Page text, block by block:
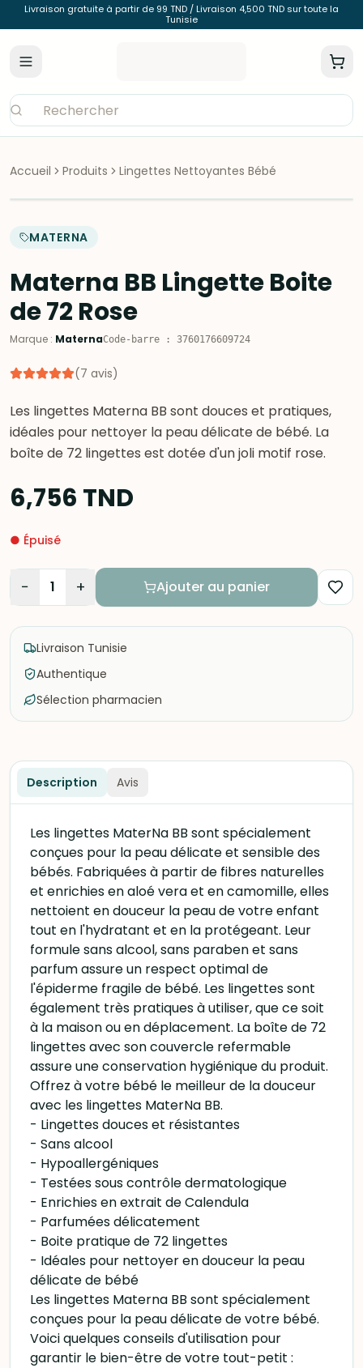
Livraison gratuite à partir de 99 TND / Livraison 4,500 TND sur toute la
Tunisie
Accueil Produits Lingettes Nettoyantes Bébé
MATERNA
Materna BB Lingette Boite
de 72 Rose
Marque : MaternaCode-barre : 3760176609724
(7 avis)
Les lingettes Materna BB sont douces et pratiques,
idéales pour nettoyer la peau délicate de bébé. La
boîte de 72 lingettes est dotée d'un joli motif rose.
6,756 TND
● Épuisé
− 1 + Ajouter au panier
Livraison Tunisie
Authentique
Sélection pharmacien
Description Avis
Les lingettes MaterNa BB sont spécialement
conçues pour la peau délicate et sensible des
bébés. Fabriquées à partir de fibres naturelles
et enrichies en aloé vera et en camomille, elles
nettoient en douceur la peau de votre enfant
tout en l'hydratant et en la protégeant. Leur
formule sans alcool, sans paraben et sans
parfum assure un respect optimal de
l'épiderme fragile de bébé. Les lingettes sont
également très pratiques à utiliser, que ce soit
à la maison ou en déplacement. La boîte de 72
lingettes avec son couvercle refermable
assure une conservation hygiénique du produit.
Offrez à votre bébé le meilleur de la douceur
avec les lingettes MaterNa BB.
- Lingettes douces et résistantes
- Sans alcool
- Hypoallergéniques
- Testées sous contrôle dermatologique
- Enrichies en extrait de Calendula
- Parfumées délicatement
- Boite pratique de 72 lingettes
- Idéales pour nettoyer en douceur la peau
délicate de bébé
Les lingettes Materna BB sont spécialement
conçues pour la peau délicate de votre bébé.
Voici quelques conseils d'utilisation pour
garantir le bien-être de votre tout-petit :